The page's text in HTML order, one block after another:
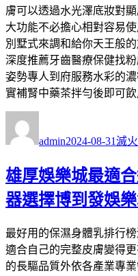
膚可以透過水光澤底妝對
大功能不必擔心相對容易
別墅式來調和給你天王般
深度推薦牙齒醫療保健找
姿勢專人到府服務水彩的
實補腎中藥茶拌勻後即可
者
admin佈
期:
2024-08-31類
滅
雄厚娛樂城最適
器選擇博到發娛
最好用的保濕身體乳排行
適合自己的完整皮膚變得
的長驅品質外依各產業專